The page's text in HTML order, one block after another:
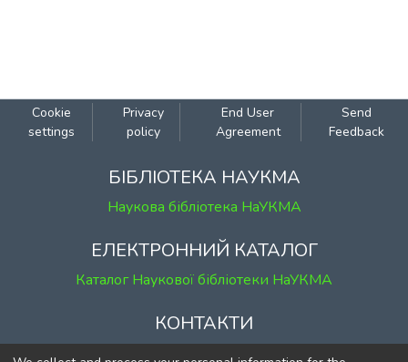
Cookie
settings
Privacy
policy
End User
Agreement
Send
Feedback
БІБЛІОТЕКА НАУКМА
Наукова бібліотека НаУКМА
ЕЛЕКТРОННИЙ КАТАЛОГ
Каталог Наукової бібліотеки НаУКМА
КОНТАКТИ
м. Київ, вул. Григорія Сковороди, 2